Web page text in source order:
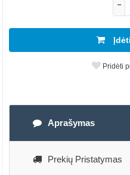
Pridėti
Aprašymas
Prekių Pristatymas